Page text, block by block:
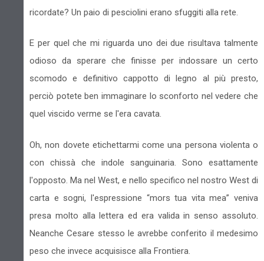
ricordate? Un paio di pesciolini erano sfuggiti alla rete.
E per quel che mi riguarda uno dei due risultava talmente
odioso da sperare che finisse per indossare un certo
scomodo e definitivo cappotto di legno al più presto,
perciò potete ben immaginare lo sconforto nel vedere che
quel viscido verme se l'era cavata.
Oh, non dovete etichettarmi come una persona violenta o
con chissà che indole sanguinaria. Sono esattamente
l'opposto. Ma nel West, e nello specifico nel nostro West di
carta e sogni, l'espressione “mors tua vita mea” veniva
presa molto alla lettera ed era valida in senso assoluto.
Neanche Cesare stesso le avrebbe conferito il medesimo
peso che invece acquisisce alla Frontiera.